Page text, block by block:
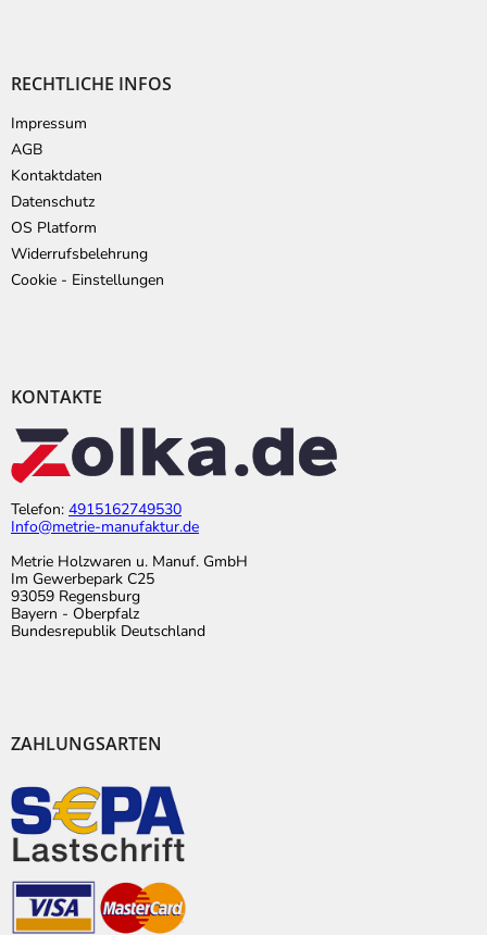
RECHTLICHE INFOS
Impressum
AGB
Kontaktdaten
Datenschutz
OS Platform
Widerrufsbelehrung
Cookie - Einstellungen
KONTAKTE
Telefon: 4915162749530
Info@metrie-manufaktur.de
Metrie Holzwaren u. Manuf. GmbH
Im Gewerbepark C25
93059 Regensburg
Bayern - Oberpfalz
Bundesrepublik Deutschland
ZAHLUNGSARTEN